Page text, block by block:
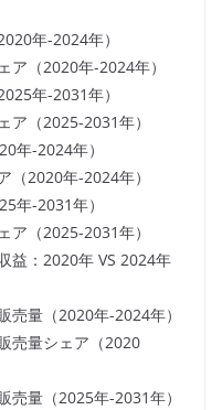
年-2024年）
ア（2020年-2024年）
年-2031年）
ア（2025-2031年）
年-2024年）
（2020年-2024年）
年-2031年）
ア（2025-2031年）
益：2020年 VS 2024年
売量（2020年-2024年）
売量シェア（2020
売量（2025年-2031年）